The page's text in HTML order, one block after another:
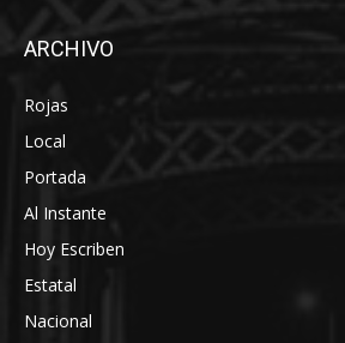
ARCHIVO
Rojas
Local
Portada
Al Instante
Hoy Escriben
Estatal
Nacional